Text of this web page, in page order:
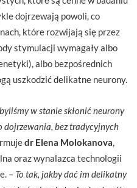
dojrzewają powoli, co
które rozwijają się przez
stymulacji wymagały albo
albo bezpośrednich
uszkodzić delikatne neurony.
w stanie skłonić neurony
dojrzewania, bez tradycyjnych
dr Elena Molokanova,
oraz wynalazca technologii
– To tak, jakby dać im delikatny